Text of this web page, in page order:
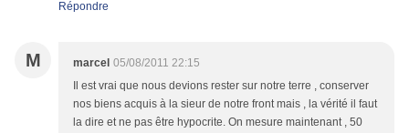
Répondre
M marcel 05/08/2011 22:15
Il est vrai que nous devions rester sur notre terre , conserver
nos biens acquis à la sieur de notre front mais , la vérité il faut
la dire et ne pas être hypocrite. On mesure maintenant , 50